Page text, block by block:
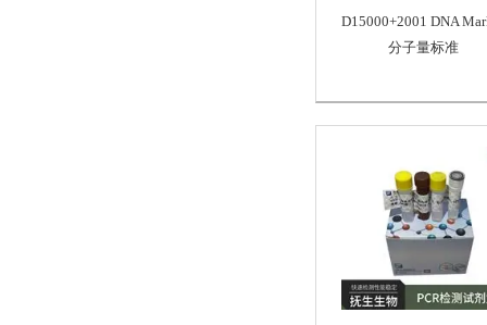
D15000+2001 DNA
分子量标准